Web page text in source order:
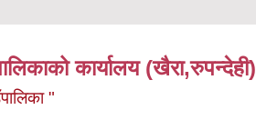
कार्यालय (खैरा,रुपन्देही)
"